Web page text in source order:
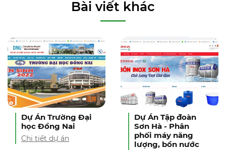
Bài viết khác
Dự Án Trường Đại
học Đồng Nai
Chi tiết dự án
Dự Án Tập đoàn
Sơn Hà - Phân
phối máy năng
lượng, bồn nước